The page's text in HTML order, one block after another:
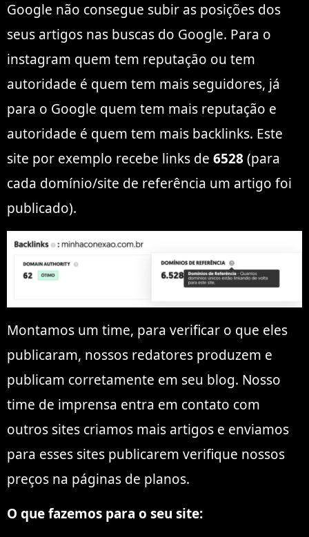
Google não consegue subir as posições dos
seus artigos nas buscas do Google. Para o
instagram quem tem reputaçāo ou tem
autoridade é quem tem mais seguidores, já
para o Google quem tem mais reputação e
autoridade é quem tem mais backlinks. Este
site por exemplo recebe links de 6528(para
cada domínio/site de referência um artigo foi
publicado).
Montamos um time, para verificar o que eles
publicaram, nossos redatores produzem e
publicam corretamente em seu blog. Nosso
time de imprensa entra em contato com
outros sites criamos mais artigos e enviamos
para esses sites publicarem verifique nossos
preços na páginas de planos.
O que fazemos para o seu site: